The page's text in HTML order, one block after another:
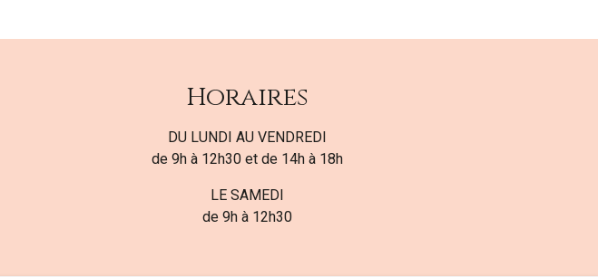
Horaires
DU LUNDI AU VENDREDI
de 9h à 12h30 et de 14h à 18h
LE SAMEDI
de 9h à 12h30